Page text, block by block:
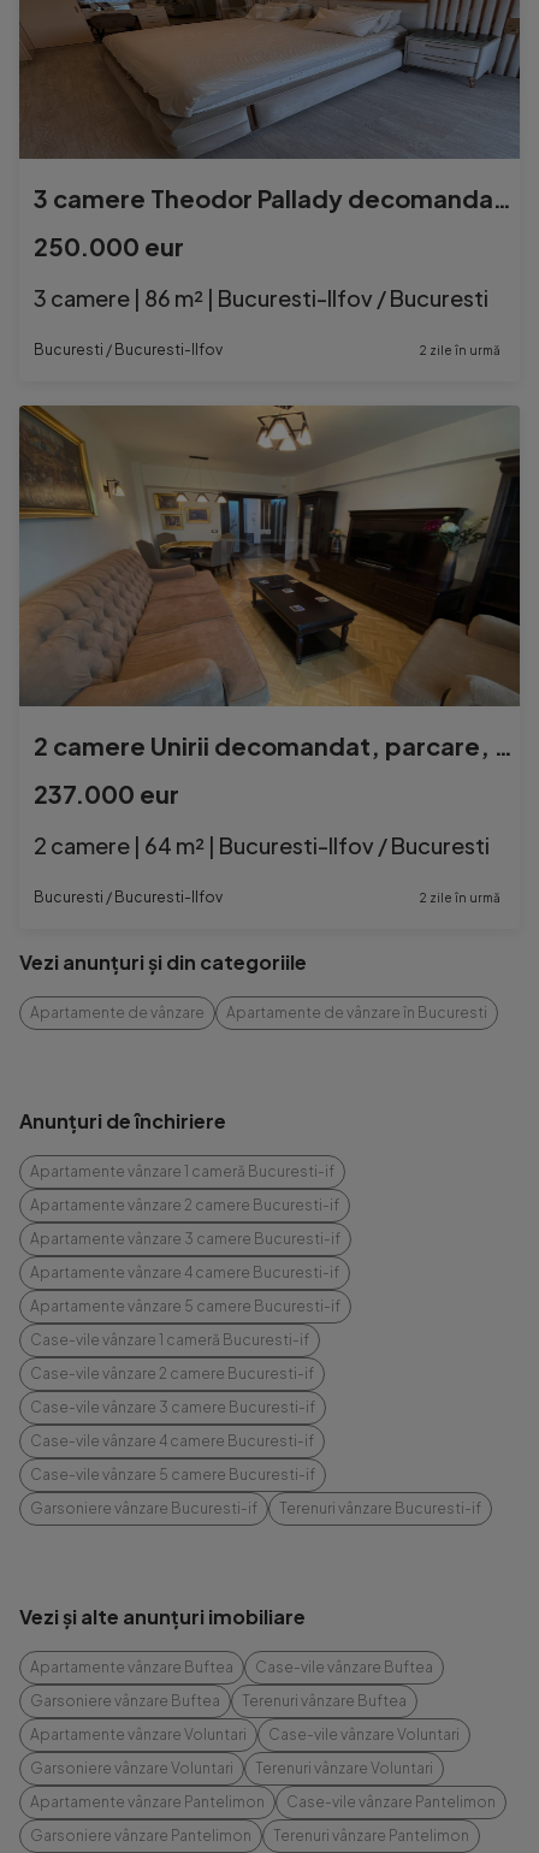
3 camere Theodor Pallady decomandat, centrală, parcare, an
250.000 eur
3 camere | 86 m² | Bucuresti-Ilfov / Bucuresti
Bucuresti / Bucuresti-Ilfov 2 zile în urmă
2 camere Unirii decomandat, parcare, et. 5, an 1990, 74 mp
237.000 eur
2 camere | 64 m² | Bucuresti-Ilfov / Bucuresti
Bucuresti / Bucuresti-Ilfov 2 zile în urmă
Vezi anunțuri și din categoriile
Apartamente de vânzare Apartamente de vânzare în Bucuresti
Anunțuri de închiriere
Apartamente vânzare 1 cameră Bucuresti-if
Apartamente vânzare 2 camere Bucuresti-if
Apartamente vânzare 3 camere Bucuresti-if
Apartamente vânzare 4 camere Bucuresti-if
Apartamente vânzare 5 camere Bucuresti-if
Case-vile vânzare 1 cameră Bucuresti-if
Case-vile vânzare 2 camere Bucuresti-if
Case-vile vânzare 3 camere Bucuresti-if
Case-vile vânzare 4 camere Bucuresti-if
Case-vile vânzare 5 camere Bucuresti-if
Garsoniere vânzare Bucuresti-if
Terenuri vânzare Bucuresti-if
Vezi și alte anunțuri imobiliare
Apartamente vânzare Buftea
Case-vile vânzare Buftea
Garsoniere vânzare Buftea
Terenuri vânzare Buftea
Apartamente vânzare Voluntari
Case-vile vânzare Voluntari
Garsoniere vânzare Voluntari
Terenuri vânzare Voluntari
Apartamente vânzare Pantelimon
Case-vile vânzare Pantelimon
Garsoniere vânzare Pantelimon
Terenuri vânzare Pantelimon